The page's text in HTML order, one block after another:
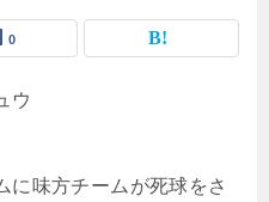
0
ウ
に味方チームが死球をさ